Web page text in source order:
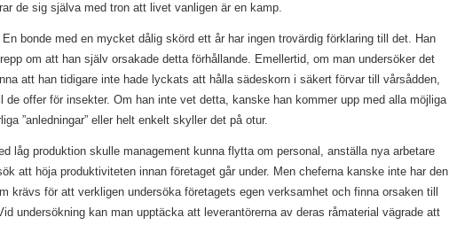
de sig själva med tron att livet vanligen är en kamp.
bonde med en mycket dålig skörd ett år har ingen trovärdig förklaring till det. Han
om att han själv orsakade detta förhållande. Emellertid, om man undersöker det
att han tidigare inte hade lyckats att hålla sädeskorn i säkert förvar till vårsådden,
de offer för insekter. Om han inte vet detta, kanske han kommer upp med alla möjliga
”anledningar” eller helt enkelt skyller det på otur.
låg produktion skulle management kunna flytta om personal, anställa nya arbetare
att höja produktiviteten innan företaget går under. Men cheferna kanske inte har den
krävs för att verkligen undersöka företagets egen verksamhet och finna orsaken till
undersökning kan man upptäcka att leverantörerna av deras råmaterial vägrade att